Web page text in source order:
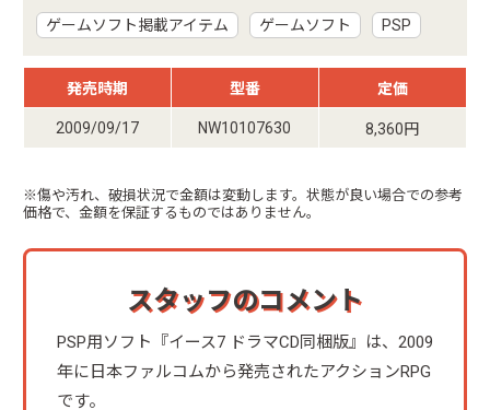
ゲームソフト掲載アイテム ゲームソフト PSP
発売時期 型番 定価
2009/09/17 NW10107630 8,360円
※傷や汚れ、破損状況で金額は変動します。状態が良い場合での参考
価格で、金額を保証するものではありません。
スタッフのコメント
PSP用ソフト『イース7 ドラマCD同梱版』は、2009
年に日本ファルコムから発売されたアクションRPG
です。